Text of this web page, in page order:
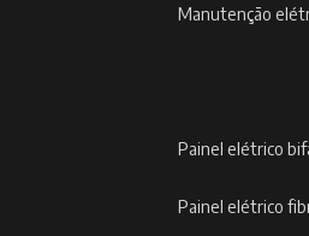
manutenção
painel elétrico
painel elétrico